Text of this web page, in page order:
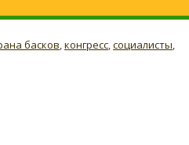
басков,конгресс,социалисты,